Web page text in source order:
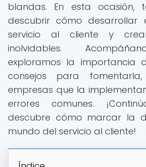
blandas. En esta ocasión,
descubrir cómo desarrollar
servicio al cliente y crear
inolvidables.
exploramos la importancia
consejos para
empresas que la
errores comunes.
descubre cómo marcar la
mundo del servicio al cliente!